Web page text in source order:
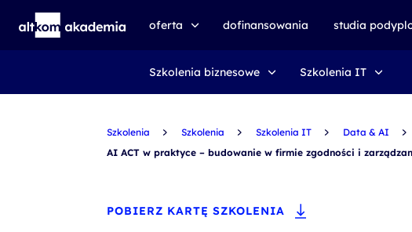
oferta
speexx
certyfikat DMI
kursy e-learningowe
szkolenia VR
dofinansowania studia
Szkolenia biznesowe Szkolenia IT
Szkolenia Szkolenia Szkolenia IT Data & AI
AI ACT w praktyce – budowanie w firmie zgodności i
POBIERZ KARTĘ SZKOLENIA